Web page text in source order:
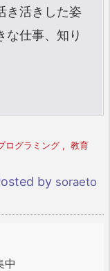
き活きした姿
な仕事、知り
ログラミング , 教育
by soraeto
中